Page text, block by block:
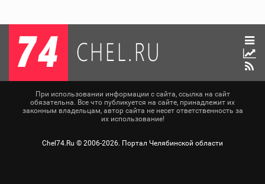
При использовании информации с сайта, ссылка на сайт
обязательна. Все что публикуется на сайте, принадлежит их
законным владельцам, автор сайта не несет ответственность за
их использование!
Chel74.Ru © 2006-2026. Портал Челябинской области